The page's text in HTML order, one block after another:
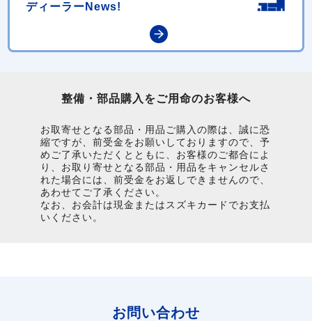
ディーラーNews!
整備・部品購入をご用命のお客様へ
お取寄せとなる部品・用品ご購入の際は、誠に恐
縮ですが、前受金をお願いしておりますので、予
めご了承いただくとともに、お客様のご都合によ
り、お取り寄せとなる部品・用品をキャンセルさ
れた場合には、前受金をお返しできませんので、
あわせてご了承ください。
なお、お会計は現金またはスズキカードでお支払
いください。
お問い合わせ